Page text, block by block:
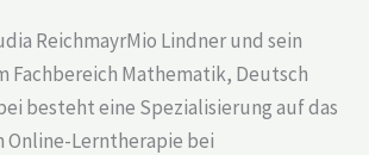
ReichmayrMio Lindner und sein
Fachbereich Mathematik, Deutsch
besteht eine Spezialisierung auf das
Online-Lerntherapie bei